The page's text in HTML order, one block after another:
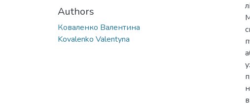
Authors
Коваленко Валентина
Kovalenko Valentyna